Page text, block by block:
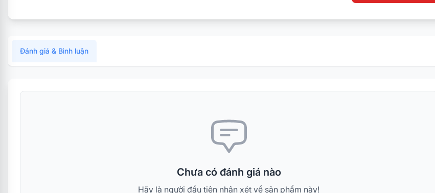
Đánh giá & Bình luận
Chưa có đánh giá nào
Hãy là người đầu tiên nhận xét về sản phẩm này!